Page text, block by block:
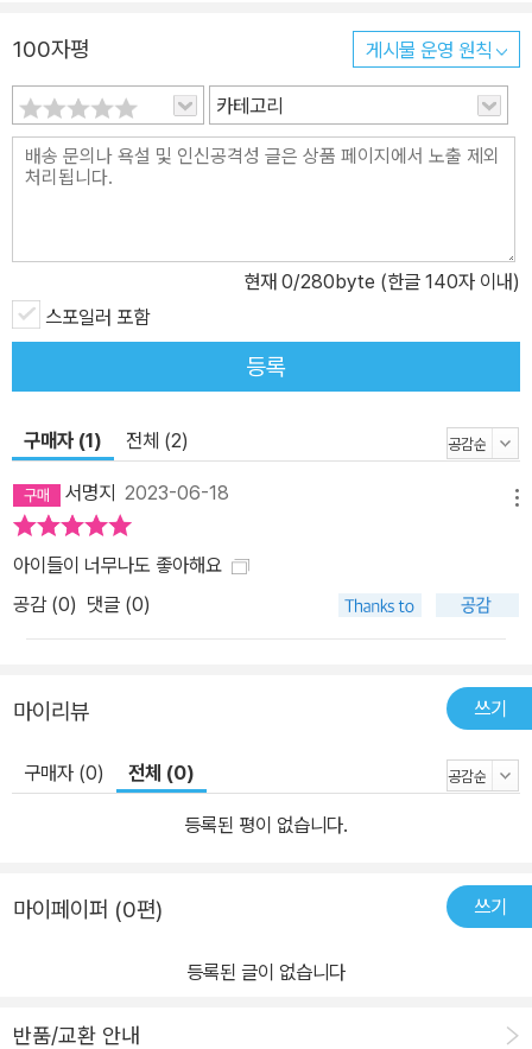
100자평 게시물 운영 원칙
카테고리
현재 0/280byte (한글 140자 이내)
스포일러 포함
등록
구매자 (1) 전체 (2)
서명지 2023-06-18
아이들이 너무나도 좋아해요
공감 (0) 댓글 (0)
마이리뷰 쓰기
구매자 (0) 전체 (0)
등록된 평이 없습니다.
마이페이퍼 (0편) 쓰기
등록된 글이 없습니다
반품/교환 안내